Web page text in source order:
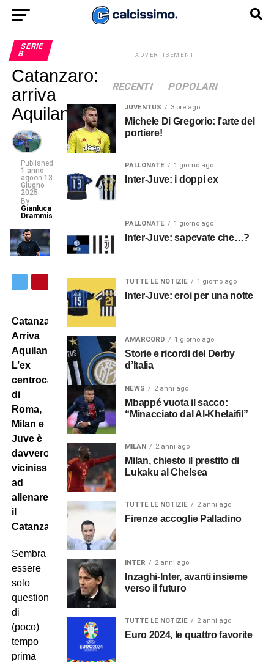
SERIE
B
Catanzaro:
arriva
Aquilani?
Published
1 anno
agoon 13
Giugno
2025
By
Gianluca
Drammis
Catanzaro:
Arriva
Aquilani?
L’ex
centrocampista
di
Roma,
Milan e
Juve è
davvero
vicinissimo
ad
allenare
il
Catanzaro.
Sembra
essere
solo
questione
di
(poco)
tempo
prima
ADVERTISEMENT
RECENTI POPOLARI
JUVENTUS 3 ore ago
Michele Di Gregorio: l’arte del
portiere!
PALLONATE 1 giorno ago
Inter-Juve: i doppi ex
PALLONATE 1 giorno ago
Inter-Juve: sapevate che…?
TUTTE LE NOTIZIE 1 giorno ago
Inter-Juve: eroi per una notte
AMARCORD 1 giorno ago
Storie e ricordi del Derby
d’Italia
NEWS 2 anni ago
Mbappé vuota il sacco:
“Minacciato dal Al-Khelaifi!”
MILAN 2 anni ago
Milan, chiesto il prestito di
Lukaku al Chelsea
TUTTE LE NOTIZIE 2 anni ago
Firenze accoglie Palladino
INTER 2 anni ago
Inzaghi-Inter, avanti insieme
verso il futuro
TUTTE LE NOTIZIE 2 anni ago
Euro 2024, le quattro favorite